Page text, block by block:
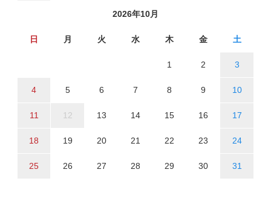
2026年10月
日 月 火 水 木 金 土
1 2 3
4 5 6 7 8 9 10
11 12 13 14 15 16 17
18 19 20 21 22 23 24
25 26 27 28 29 30 31